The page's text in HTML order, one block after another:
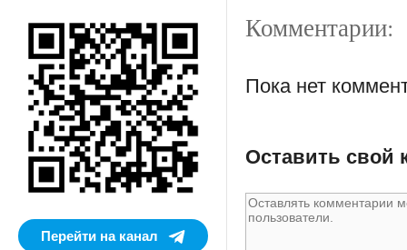
Комментарии:
Пока нет
Оставить свой
Перейти на канал